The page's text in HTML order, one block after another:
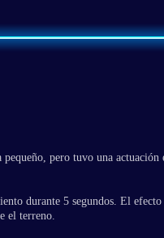
pero tuvo una
durante 5 segundos. El
el terreno.